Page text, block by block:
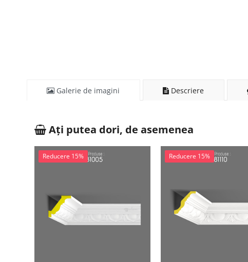
Galerie de imagini Descriere
Ați putea dori, de asemenea
Reducere 15% Reducere 15%